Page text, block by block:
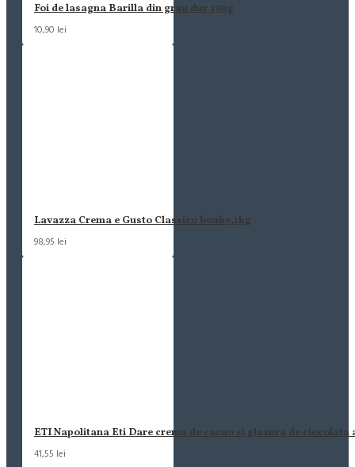
Foi de lasagna Barilla din grau dur 250g
10,90 lei
Lavazza Crema e Gusto Classico boabe,1kg
98,95 lei
ETI Napolitana Eti Dare crema de cacao si glazura de ciocolata
41,55 lei